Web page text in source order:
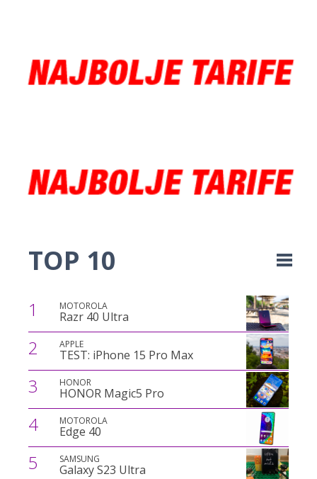
TOP 10
1 MOTOROLA
Razr 40 Ultra
2 APPLE
TEST: iPhone 15 Pro Max
3 HONOR
HONOR Magic5 Pro
4 MOTOROLA
Edge 40
5 SAMSUNG
Galaxy S23 Ultra